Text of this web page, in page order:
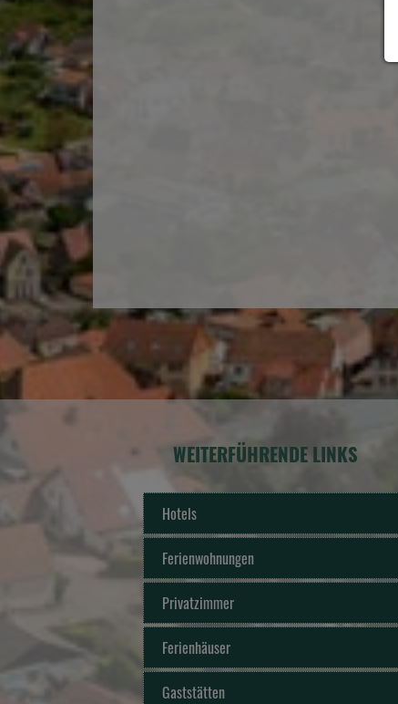
WEITERFÜHRENDE LINKS
Hotels
Ferienwohnungen
Privatzimmer
Ferienhäuser
Gaststätten